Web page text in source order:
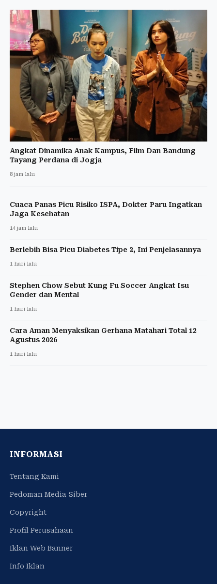
Angkat Dinamika Anak Kampus, Film Dan Bandung
Tayang Perdana di Jogja
8 jam lalu
Cuaca Panas Picu Risiko ISPA, Dokter Paru Ingatkan
Jaga Kesehatan
14 jam lalu
Berlebih Bisa Picu Diabetes Tipe 2, Ini Penjelasannya
1 hari lalu
Stephen Chow Sebut Kung Fu Soccer Angkat Isu
Gender dan Mental
1 hari lalu
Cara Aman Menyaksikan Gerhana Matahari Total 12
Agustus 2026
1 hari lalu
INFORMASI
Tentang Kami
Pedoman Media Siber
Copyright
Profil Perusahaan
Iklan Web Banner
Info Iklan